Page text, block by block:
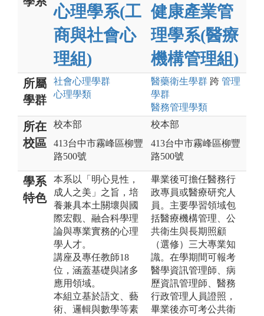
心理學系(工
商與社會心
理組)
健康產業管
理學系(醫療
機構管理組)
所屬
學群
社會心理學群
心理學類
醫藥衛生學群 跨 管理
學群
醫務管理學類
所在
校區
校本部
413台中市霧峰區柳豐
路500號
校本部
413台中市霧峰區柳豐
路500號
學系
特色
本系以「明心見性，
成人之美」之旨，培
養兼具本土關壞與國
際宏觀、融合科學理
論與專業實務的心理
學人才。
講座及專任教師18
位，涵蓋基礎與諸多
應用領域。
本組立基於語文、藝
術、邏輯與數學等素
畢業後可擔任醫務行
政專員或醫療研究人
員。主要學習領域包
括醫療機構管理、公
共衛生與長期照顧
（選修）三大專業知
識。在學期間可報考
醫學資訊管理師、病
歷資訊管理師、醫務
行政管理人員證照，
畢業後亦可考公共衛